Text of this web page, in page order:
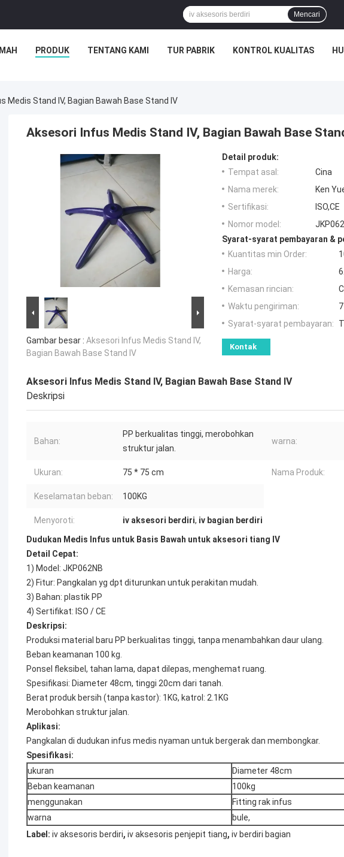
Mencari
PRODUK TENTANG KAMI TUR PABRIK KONTROL KUALITAS
Medis Stand IV, Bagian Bawah Base Stand IV
Aksesori Infus Medis Stand IV, Bagian Bawah Base
Gambar besar : Aksesori Infus Medis Stand IV,
Bagian Bawah Base Stand IV
Detail produk:
Tempat asal:
Cina
Nama merek:
Ken
Sertifikasi:
ISO,CE
Nomor model:
Syarat-syarat pembayaran &
Kuantitas min Order:
Harga:
Kemasan rincian:
Waktu pengiriman:
Syarat-syarat pembayaran:
Kontak
Aksesori Infus Medis Stand IV, Bagian Bawah Base Stand IV
Deskripsi
Bahan:
PP berkualitas tinggi, merobohkan
struktur jalan.
warna:
Ukuran: 75 * 75 cm Nama Produk:
Keselamatan beban: 100KG
Menyoroti: iv aksesori berdiri, iv bagian berdiri
Dudukan Medis Infus untuk Basis Bawah untuk aksesori tiang IV
Detail Cepat:
1) Model: JKP062NB
2) Fitur: Pangkalan yg dpt diturunkan untuk perakitan mudah.
3) Bahan: plastik PP
4) Sertifikat: ISO / CE
Deskripsi:
Produksi material baru PP berkualitas tinggi, tanpa menambahkan daur ulang.
Beban keamanan 100 kg.
Ponsel fleksibel, tahan lama, dapat dilepas, menghemat ruang.
Spesifikasi: Diameter 48cm, tinggi 20cm dari tanah.
Berat produk bersih (tanpa kastor): 1KG, katrol: 2.1KG
Merobohkan struktur jalan.
Aplikasi:
Pangkalan di dudukan infus medis nyaman untuk bergerak dan membongkar.
Spesifikasi:
ukuran
Diameter 48cm
Beban keamanan
100kg
menggunakan
Fitting rak infus
warna
bule,
Label: iv aksesoris berdiri, iv aksesoris penjepit tiang, iv berdiri bagian